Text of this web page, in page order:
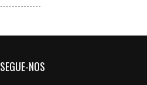
SEGUE-NOS